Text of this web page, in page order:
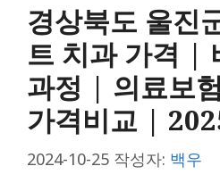
경상북도 울진
트 치과 가격 |
과정 | 의료보
가격비교 |
2024-10-25 작성자: 백우